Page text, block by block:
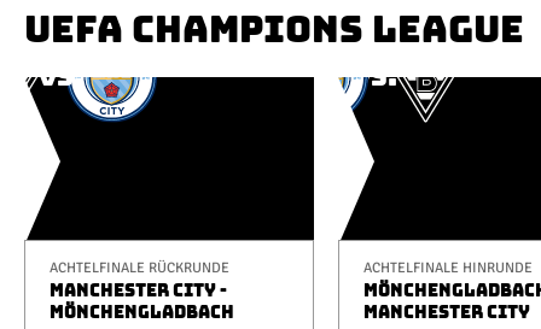
UEFA CHAMPIONS LEAGUE
ACHTELFINALE RÜCKRUNDE
MANCHESTER CITY -
MÖNCHENGLADBACH
ACHTELFINALE HINRUNDE
MANCHESTER CITY